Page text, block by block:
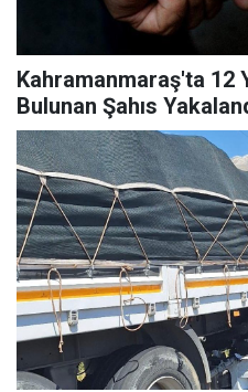
Kahramanmaraş'ta 12
Bulunan Şahıs